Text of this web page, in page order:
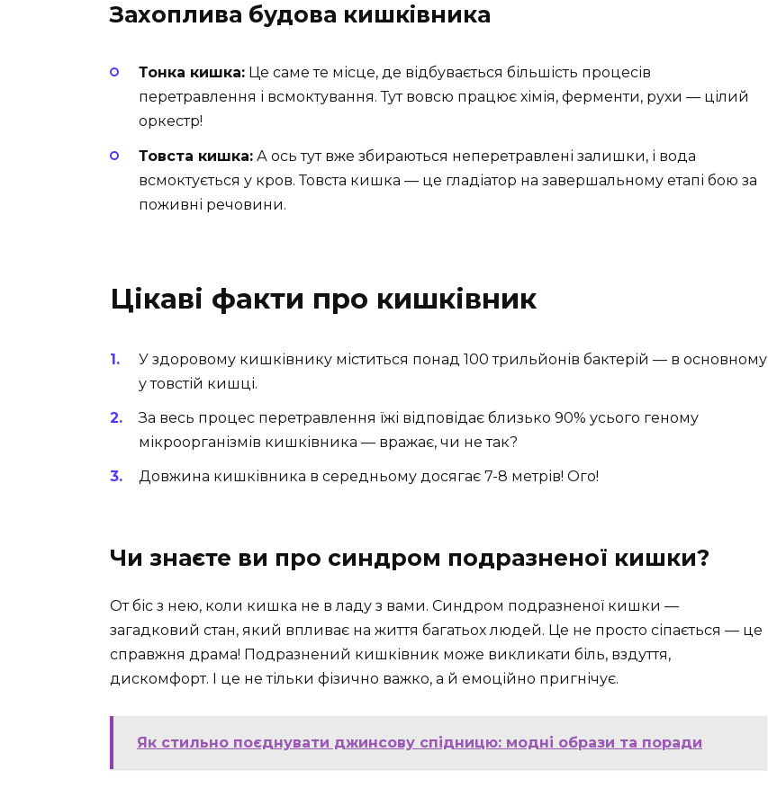
Захоплива будова кишківника
Тонка кишка: Це саме те місце, де відбувається більшість процесів
перетравлення і всмоктування. Тут вовсю працює хімія, ферменти, рухи — цілий
оркестр!
Товста кишка: А ось тут вже збираються неперетравлені залишки, і вода
всмоктується у кров. Товста кишка — це гладіатор на завершальному етапі бою за
поживні речовини.
Цікаві факти про кишківник
У здоровому кишківнику міститься понад 100 трильйонів бактерій — в основному
у товстій кишці.
За весь процес перетравлення їжі відповідає близько 90% усього геному
мікроорганізмів кишківника — вражає, чи не так?
Довжина кишківника в середньому досягає 7-8 метрів! Ого!
Чи знаєте ви про синдром подразненої кишки?
От біс з нею, коли кишка не в ладу з вами. Синдром подразненої кишки —
загадковий стан, який впливає на життя багатьох людей. Це не просто сіпається — це
справжня драма! Подразнений кишківник може викликати біль, вздуття,
дискомфорт. І це не тільки фізично важко, а й емоційно пригнічує.
Як стильно поєднувати джинсову спідницю: модні образи та поради